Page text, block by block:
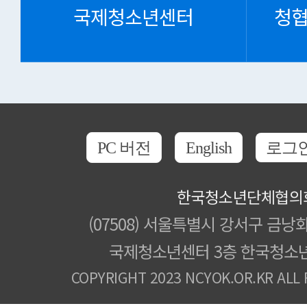
국제청소년센터 청
PC 버전 English 로그
한국청소년단체협
(07508) 서울특별시 강서구 금낭
국제청소년센터 3층 한국청소
COPYRIGHT 2023 NCYOK.OR.KR ALL